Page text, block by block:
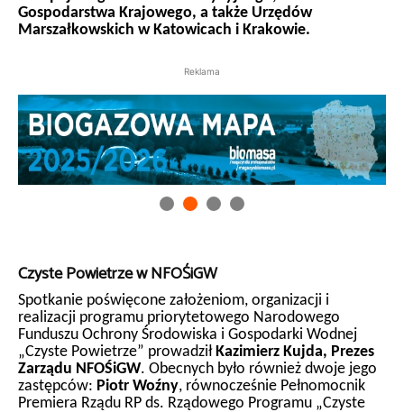
Gospodarstwa Krajowego, a także Urzędów
Marszałkowskich w Katowicach i Krakowie.
Reklama
Czyste Powietrze w NFOŚiGW
Spotkanie poświęcone założeniom, organizacji i
realizacji programu priorytetowego Narodowego
Funduszu Ochrony Środowiska i Gospodarki Wodnej
„Czyste Powietrze” prowadził Kazimierz Kujda, Prezes
Zarządu NFOŚiGW. Obecnych było również dwoje jego
zastępców: Piotr Woźny, równocześnie Pełnomocnik
Premiera Rządu RP ds. Rządowego Programu „Czyste